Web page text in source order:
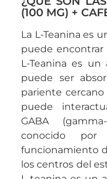
(100 MG) +
La L-Teanina es
puede encontrar
L-Teanina es
puede ser
pariente
puede
GABA
conocido
funcionamiento
los centros del